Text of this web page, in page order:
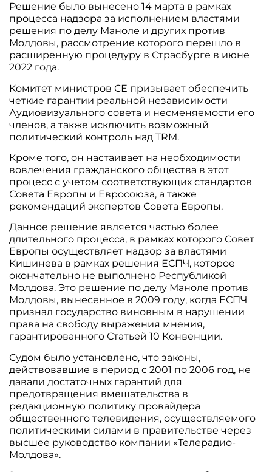
Решение было вынесено 14 марта в рамках
процесса надзора за исполнением властями
решения по делу Маноле и других против
Молдовы, рассмотрение которого перешло в
расширенную процедуру в Страсбурге в июне
2022 года.
Комитет министров СЕ призывает обеспечить
четкие гарантии реальной независимости
Аудиовизуального совета и несменяемости его
членов, а также исключить возможный
политический контроль над TRM.
Кроме того, он настаивает на необходимости
вовлечения гражданского общества в этот
процесс с учетом соответствующих стандартов
Совета Европы и Евросоюза, а также
рекомендаций экспертов Совета Европы.
Данное решение является частью более
длительного процесса, в рамках которого Совет
Европы осуществляет надзор за властями
Кишинева в рамках решения ЕСПЧ, которое
окончательно не выполнено Республикой
Молдова. Это решение по делу Маноле против
Молдовы, вынесенное в 2009 году, когда ЕСПЧ
признал государство виновным в нарушении
права на свободу выражения мнения,
гарантированного Статьей 10 Конвенции.
Судом было установлено, что законы,
действовавшие в период с 2001 по 2006 год, не
давали достаточных гарантий для
предотвращения вмешательства в
редакционную политику провайдера
общественного телевидения, осуществляемого
политическими силами в правительстве через
высшее руководство компании «Телерадио-
Молдова».